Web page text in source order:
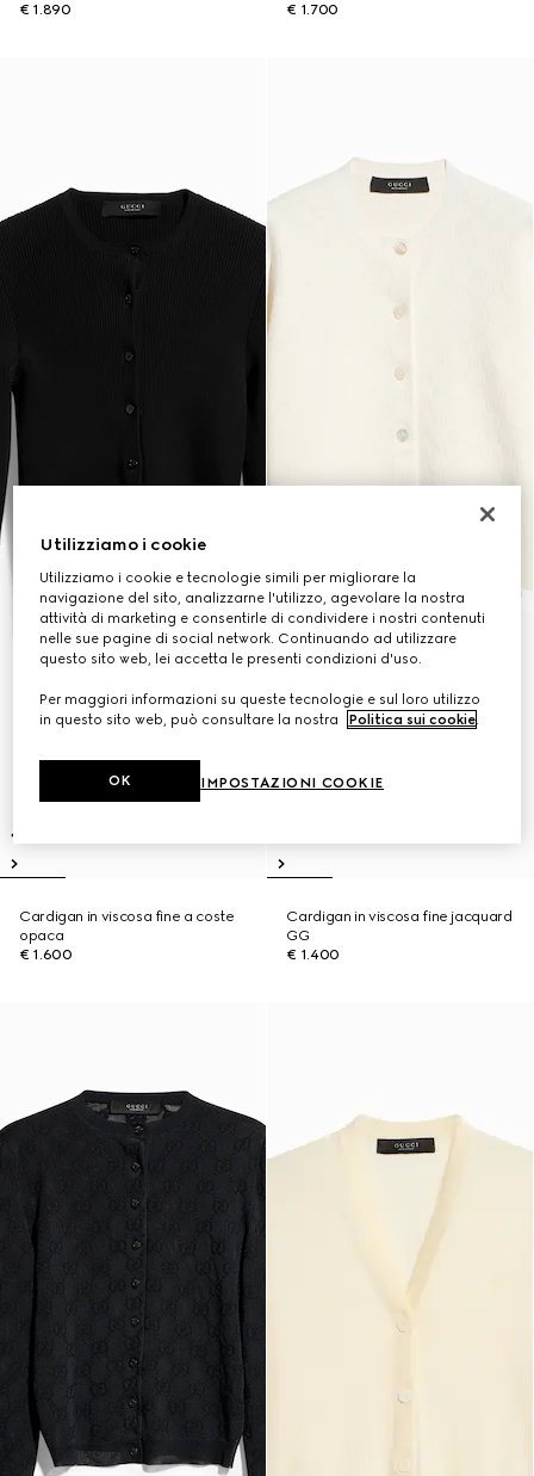
€ 1.890
€ 1.700
Cardigan in viscosa fine a coste
opaca
€ 1.600
Cardigan in viscosa fine jacquard
GG
€ 1.400
Utilizziamo i cookie
Utilizziamo i cookie e tecnologie simili per migliorare la
navigazione del sito, analizzarne l'utilizzo, agevolare la nostra
attività di marketing e consentirle di condividere i nostri contenuti
nelle sue pagine di social network. Continuando ad utilizzare
questo sito web, lei accetta le presenti condizioni d'uso.
Per maggiori informazioni su queste tecnologie e sul loro utilizzo
in questo sito web, può consultare la nostra
Politica sui cookie.
IMPOSTAZIONI COOKIE
OK